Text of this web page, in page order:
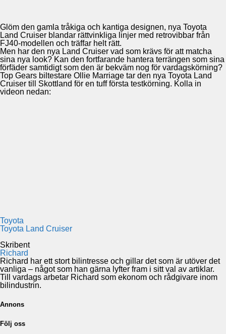
Glöm den gamla tråkiga och kantiga designen, nya Toyota
Land Cruiser blandar rättvinkliga linjer med retrovibbar från
FJ40-modellen och träffar helt rätt.
Men har den nya Land Cruiser vad som krävs för att matcha
sina nya look? Kan den fortfarande hantera terrängen som sina
förfäder samtidigt som den är bekväm nog för vardagskörning?
Top Gears biltestare Ollie Marriage tar den nya Toyota Land
Cruiser till Skottland för en tuff första testkörning. Kolla in
videon nedan:
Toyota
Toyota Land Cruiser
Skribent
Richard
Richard har ett stort bilintresse och gillar det som är utöver det
vanliga – något som han gärna lyfter fram i sitt val av artiklar.
Till vardags arbetar Richard som ekonom och rådgivare inom
bilindustrin.
Annons
Följ oss